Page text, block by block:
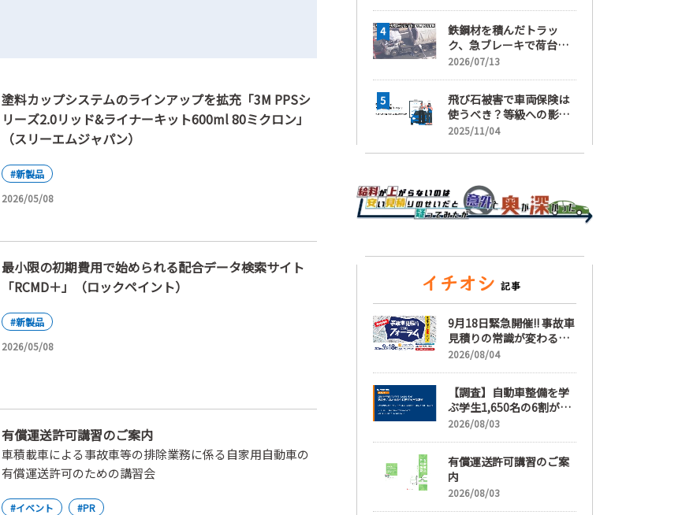
塗料カップシステムのラインアップを拡充「3M PPSシ
リーズ2.0リッド&ライナーキット600ml 80ミクロン」
（スリーエムジャパン）
#新製品
2026/05/08
最小限の初期費用で始められる配合データ検索サイト
「RCMD＋」（ロックペイント）
#新製品
2026/05/08
有償運送許可講習のご案内
車積載車による事故車等の排除業務に係る自家用自動車の
有償運送許可のための講習会
#イベント
#PR
鉄鋼材を積んだトラッ
ク、急ブレーキで荷台が
崩れ、運転手が鉄鋼材に
2026/07/13
飛び石被害で車両保険は
使うべき？等級への影響
と賢い判断基準を解説
2025/11/04
9月18日緊急開催!! 事故車
見積りの常識が変わる
「事故車見積りフォーラ
2026/08/04
【調査】自動車整備を学
ぶ学生1,650名の6割が就
職先選びで「給与」を最
日以上」希望も66.3%
2026/08/03
有償運送許可講習のご案
内
2026/08/03